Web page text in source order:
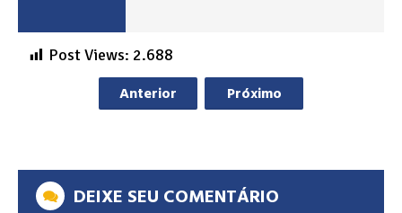
Post Views: 2.688
Anterior Próximo
DEIXE SEU COMENTÁRIO